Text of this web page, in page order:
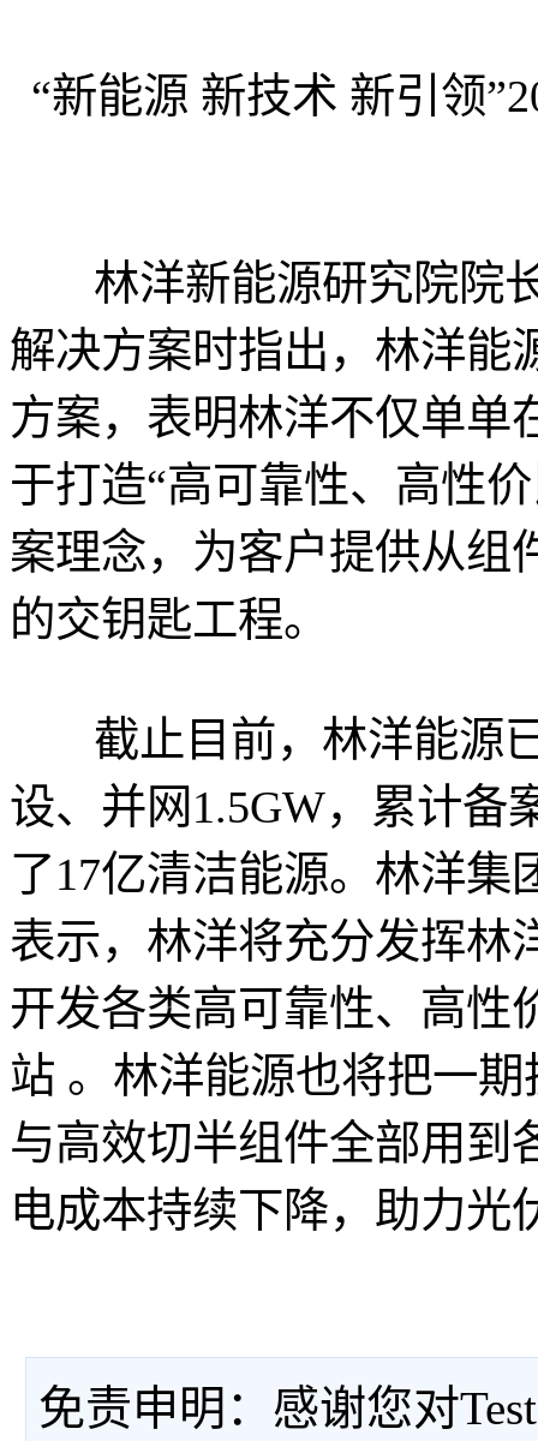
“新能源 新技术 新引领
林洋新能源研究院院长
解决方案时指出，林洋能
方案，表明林洋不仅单单
于打造“高可靠性、高性
案理念，为客户提供从组
的交钥匙工程。
截止目前，林洋能源已
设、并网1.5GW，累计备
了17亿清洁能源。林洋集
表示，林洋将充分发挥林
开发各类高可靠性、高性
站 。林洋能源也将把一
与高效切半组件全部用到
电成本持续下降，助力光
免责申明：感谢您对